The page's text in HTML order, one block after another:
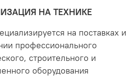
НА ТЕХНИКЕ
на поставках и
профессионального
строительного и
оборудования